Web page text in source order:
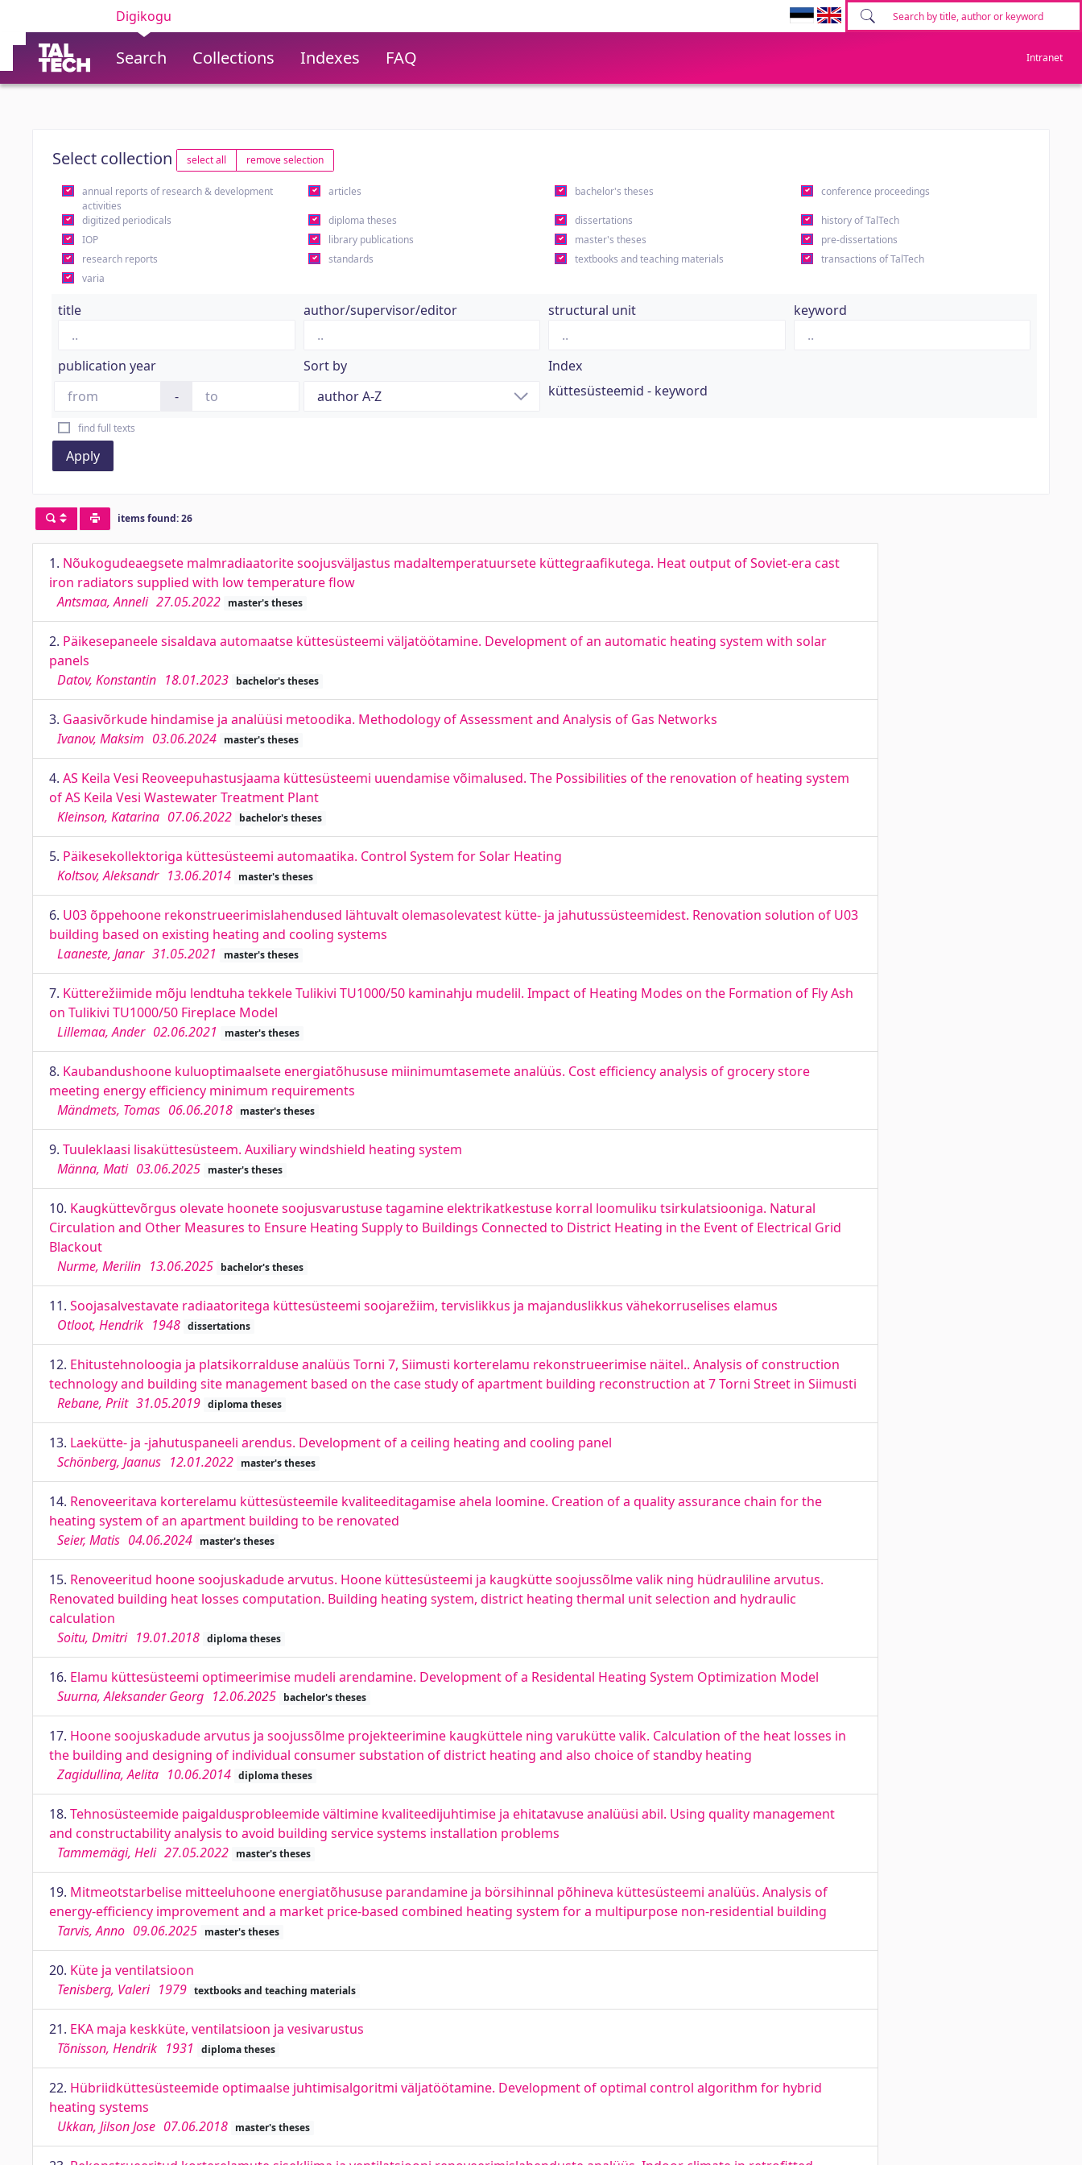
Digikogu
Search Collections Indexes FAQ Intranet
Select collection select all remove selection
annual reports of research & development
activities
articles bachelor's theses conference proceedings
digitized periodicals diploma theses dissertations
history of TalTech
IOP
library publications master's theses
pre-dissertations
research reports
standards textbooks and teaching materials
transactions of TalTech
varia
title author/supervisor/editor structural unit keyword
publication year
-
Sort by
Index
küttesüsteemid - keyword
find full texts
Apply
items found: 26
1. Nõukogudeaegsete malmradiaatorite soojusväljastus madaltemperatuursete küttegraafikutega. Heat output of Soviet-era cast
iron radiators supplied with low temperature flow
Antsmaa, Anneli 27.05.2022 master's theses
2. Päikesepaneele sisaldava automaatse küttesüsteemi väljatöötamine. Development of an automatic heating system with solar
panels
Datov, Konstantin 18.01.2023 bachelor's theses
3. Gaasivõrkude hindamise ja analüüsi metoodika. Methodology of Assessment and Analysis of Gas Networks
Ivanov, Maksim 03.06.2024 master's theses
4. AS Keila Vesi Reoveepuhastusjaama küttesüsteemi uuendamise võimalused. The Possibilities of the renovation of heating system
of AS Keila Vesi Wastewater Treatment Plant
Kleinson, Katarina 07.06.2022 bachelor's theses
5. Päikesekollektoriga küttesüsteemi automaatika. Control System for Solar Heating
Koltsov, Aleksandr 13.06.2014 master's theses
6. U03 õppehoone rekonstrueerimislahendused lähtuvalt olemasolevatest kütte- ja jahutussüsteemidest. Renovation solution of U03
building based on existing heating and cooling systems
Laaneste, Janar 31.05.2021 master's theses
7. Kütterežiimide mõju lendtuha tekkele Tulikivi TU1000/50 kaminahju mudelil. Impact of Heating Modes on the Formation of Fly Ash
on Tulikivi TU1000/50 Fireplace Model
Lillemaa, Ander 02.06.2021 master's theses
8. Kaubandushoone kuluoptimaalsete energiatõhususe miinimumtasemete analüüs. Cost efficiency analysis of grocery store
meeting energy efficiency minimum requirements
Mändmets, Tomas 06.06.2018 master's theses
9. Tuuleklaasi lisaküttesüsteem. Auxiliary windshield heating system
Männa, Mati 03.06.2025 master's theses
10. Kaugküttevõrgus olevate hoonete soojusvarustuse tagamine elektrikatkestuse korral loomuliku tsirkulatsiooniga. Natural
Circulation and Other Measures to Ensure Heating Supply to Buildings Connected to District Heating in the Event of Electrical Grid
Blackout
Nurme, Merilin 13.06.2025 bachelor's theses
11. Soojasalvestavate radiaatoritega küttesüsteemi soojarežiim, tervislikkus ja majanduslikkus vähekorruselises elamus
Otloot, Hendrik 1948 dissertations
12. Ehitustehnoloogia ja platsikorralduse analüüs Torni 7, Siimusti korterelamu rekonstrueerimise näitel.. Analysis of construction
technology and building site management based on the case study of apartment building reconstruction at 7 Torni Street in Siimusti
Rebane, Priit 31.05.2019 diploma theses
13. Laekütte- ja -jahutuspaneeli arendus. Development of a ceiling heating and cooling panel
Schönberg, Jaanus 12.01.2022 master's theses
14. Renoveeritava korterelamu küttesüsteemile kvaliteeditagamise ahela loomine. Creation of a quality assurance chain for the
heating system of an apartment building to be renovated
Seier, Matis 04.06.2024 master's theses
15. Renoveeritud hoone soojuskadude arvutus. Hoone küttesüsteemi ja kaugkütte soojussõlme valik ning hüdrauliline arvutus.
Renovated building heat losses computation. Building heating system, district heating thermal unit selection and hydraulic
calculation
Soitu, Dmitri 19.01.2018 diploma theses
16. Elamu küttesüsteemi optimeerimise mudeli arendamine. Development of a Residental Heating System Optimization Model
Suurna, Aleksander Georg 12.06.2025 bachelor's theses
17. Hoone soojuskadude arvutus ja soojussõlme projekteerimine kaugküttele ning varukütte valik. Calculation of the heat losses in
the building and designing of individual consumer substation of district heating and also choice of standby heating
Zagidullina, Aelita 10.06.2014 diploma theses
18. Tehnosüsteemide paigaldusprobleemide vältimine kvaliteedijuhtimise ja ehitatavuse analüüsi abil. Using quality management
and constructability analysis to avoid building service systems installation problems
Tammemägi, Heli 27.05.2022 master's theses
19. Mitmeotstarbelise mitteeluhoone energiatõhususe parandamine ja börsihinnal põhineva küttesüsteemi analüüs. Analysis of
energy-efficiency improvement and a market price-based combined heating system for a multipurpose non-residential building
Tarvis, Anno 09.06.2025 master's theses
20. Küte ja ventilatsioon
Tenisberg, Valeri 1979 textbooks and teaching materials
21. EKA maja keskküte, ventilatsioon ja vesivarustus
Tõnisson, Hendrik 1931 diploma theses
22. Hübriidküttesüsteemide optimaalse juhtimisalgoritmi väljatöötamine. Development of optimal control algorithm for hybrid
heating systems
Ukkan, Jilson Jose 07.06.2018 master's theses